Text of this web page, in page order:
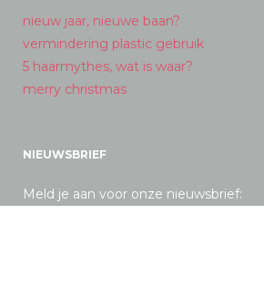
nieuw jaar, nieuwe baan?
vermindering plastic gebruik
5 haarmythes, wat is waar?
merry christmas
NIEUWSBRIEF
Meld je aan voor onze nieuwsbrief: